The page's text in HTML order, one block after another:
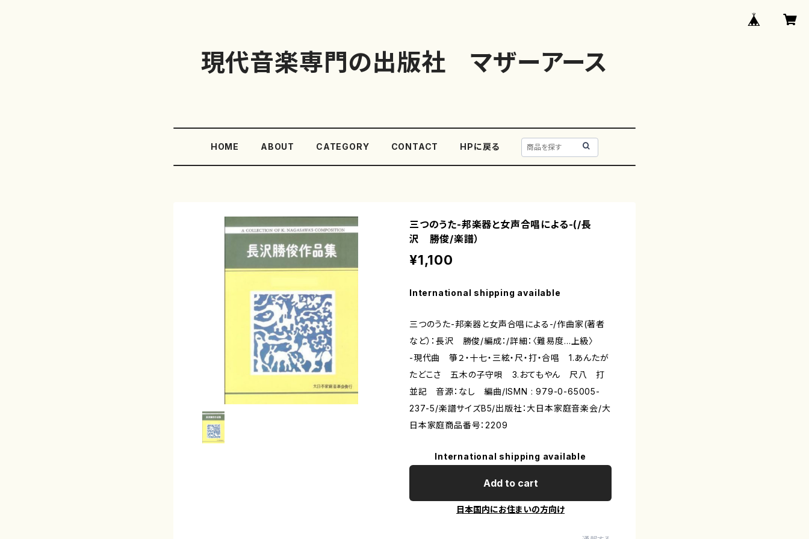
現代音楽専門の出版社 マザーアース
HOME ABOUT CATEGORY CONTACT HPに戻る
三つのうた-邦楽器と女声合唱による-(/長
沢 勝俊/楽譜）
¥1,100
International shipping available
三つのうた-邦楽器と女声合唱による-/作曲家(著者
など）：長沢 勝俊/編成：/詳細：〈難易度…上級〉
-現代曲 箏２・十七・三絃・尺・打・合唱 1.あんたが
たどこさ 五木の子守唄 3.おてもやん 尺八 打
並記 音源：なし 編曲/ISMN : 979-0-65005-
237-5/楽譜サイズB5/出版社：大日本家庭音楽会/大
日本家庭商品番号：2209
International shipping available
Add to cart
日本国内にお住まいの方向け